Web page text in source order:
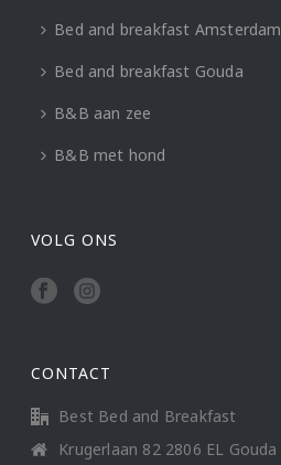
Bed and breakfast Amsterdam
Bed and breakfast Gouda
B&B aan zee
B&B met hond
VOLG ONS
CONTACT
Best Bed and Breakfast
Krugerlaan 82 2806 EL Gouda